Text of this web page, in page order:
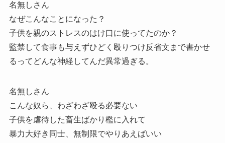
名無しさん
なぜこんなことになった？
子供を親のストレスのはけ口に使ってたのか？
監禁して食事も与えずひどく殴りつけ反省文まで書かせ
るってどんな神経してんだ異常過ぎる。
名無しさん
こんな奴ら、わざわざ殴る必要ない
子供を虐待した畜生ばかり檻に入れて
暴力大好き同士、無制限でやりあえばいい